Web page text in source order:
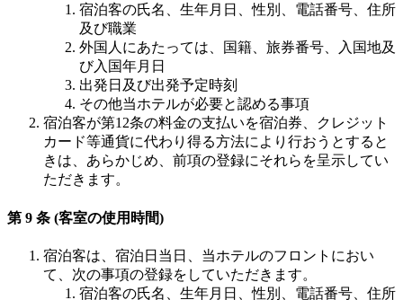
宿泊客の氏名、生年月日、性別、電話番号、住所
及び職業
外国人にあたっては、国籍、旅券番号、入国地及
び入国年月日
出発日及び出発予定時刻
その他当ホテルが必要と認める事項
宿泊客が第12条の料金の支払いを宿泊券、クレジット
カード等通貨に代わり得る方法により行おうとすると
きは、あらかじめ、前項の登録にそれらを呈示してい
ただきます。
第 9 条 (客室の使用時間)
宿泊客は、宿泊日当日、当ホテルのフロントにおい
て、次の事項の登録をしていただきます。
宿泊客の氏名、生年月日、性別、電話番号、住所